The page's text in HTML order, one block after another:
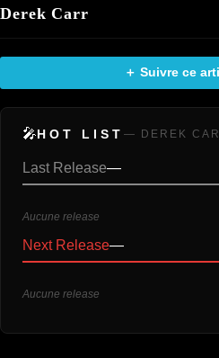
Derek Carr
＋ Suivre ce
🎤HOT LIST — DEREK
Last Release—
Aucune release
Next Release—
Aucune release